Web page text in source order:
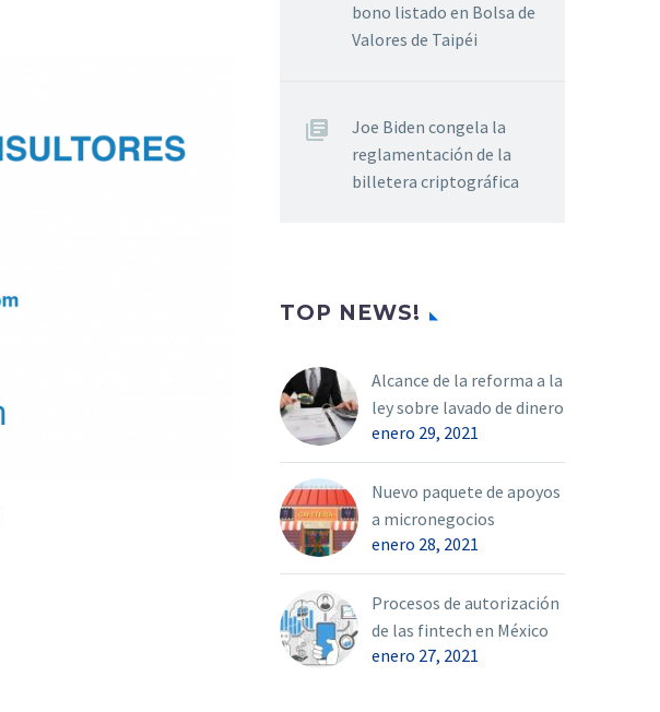
bono listado en Bolsa de
Valores de Taipéi
Joe Biden congela la
reglamentación de la
billetera criptográfica
TOP NEWS!
Alcance de la reforma a la
ley sobre lavado de dinero
enero 29, 2021
Nuevo paquete de apoyos
a micronegocios
enero 28, 2021
Procesos de autorización
de las fintech en México
enero 27, 2021